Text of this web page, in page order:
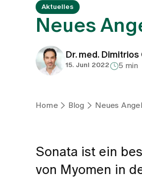
Aktuelles
Neues
Dr. med. Dimitrios
15. Juni 2022 5 min
Home Blog Neues
Sonata ist ein
von Myomen in